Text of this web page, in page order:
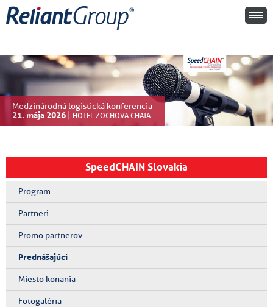
Medzinárodná logistická konferencia
21. mája 2026 | HOTEL ZOCHOVA CHATA
SpeedCHAIN Slovakia
Program
Partneri
Promo partnerov
Prednášajúci
Miesto konania
Fotogaléria